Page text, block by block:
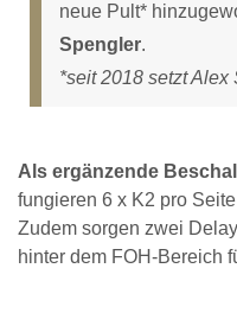
neue Pult*
Spengler.
*seit 2018 setzt
Als ergänzende
fungieren 6 x K2 pro
Zudem sorgen zwei
hinter dem FOH-Bereich